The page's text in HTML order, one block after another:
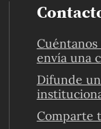
envía una
Difunde
Comparte